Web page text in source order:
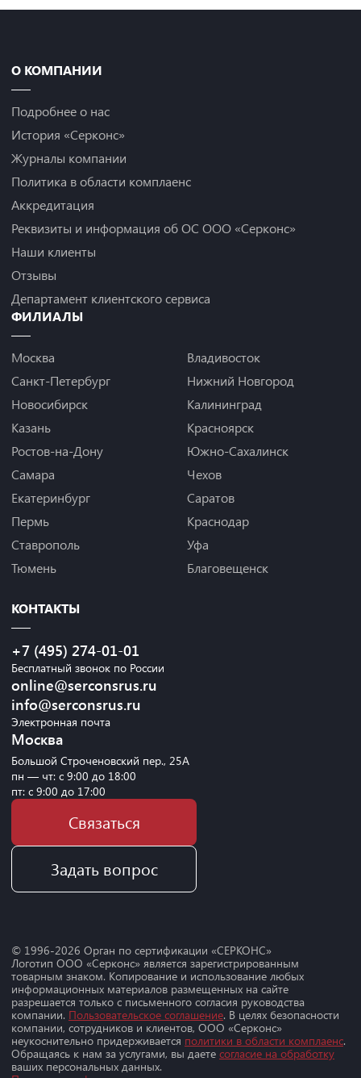
О КОМПАНИИ
Подробнее о нас
История «Серконс»
Журналы компании
Политика в области комплаенс
Аккредитация
Реквизиты и информация об ОС ООО «Серконс»
Наши клиенты
Отзывы
Департамент клиентского сервиса
ФИЛИАЛЫ
Москва
Санкт-Петербург
Новосибирск
Казань
Ростов-на-Дону
Самара
Екатеринбург
Пермь
Ставрополь
Тюмень
Владивосток
Нижний Новгород
Калининград
Красноярск
Южно-Сахалинск
Чехов
Саратов
Краснодар
Уфа
Благовещенск
КОНТАКТЫ
+7 (495) 274-01-01
Бесплатный звонок по России
online@serconsrus.ru
info@serconsrus.ru
Электронная почта
Москва
Большой Строченовский пер., 25А
пн — чт: с 9:00 до 18:00
пт: с 9:00 до 17:00
Связаться
Задать вопрос
© 1996-2026 Орган по сертификации «СЕРКОНС»
Логотип ООО «Серконс» является зарегистрированным
товарным знаком. Копирование и использование любых
информационных материалов размещенных на сайте
разрешается только с письменного согласия руководства
компании. Пользовательское соглашение. В целях безопасности
компании, сотрудников и клиентов, ООО «Серконс»
неукоснительно придерживается политики в области комплаенс.
Обращаясь к нам за услугами, вы даете согласие на обработку
ваших персональных данных.